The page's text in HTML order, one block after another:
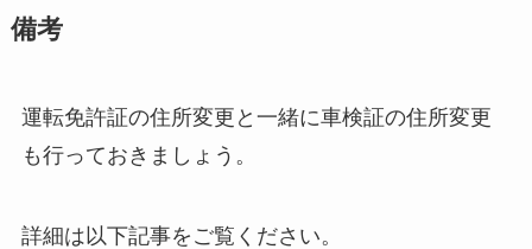
備考
運転免許証の住所変更と一緒に車検証の住所変更
も行っておきましょう。
詳細は以下記事をご覧ください。